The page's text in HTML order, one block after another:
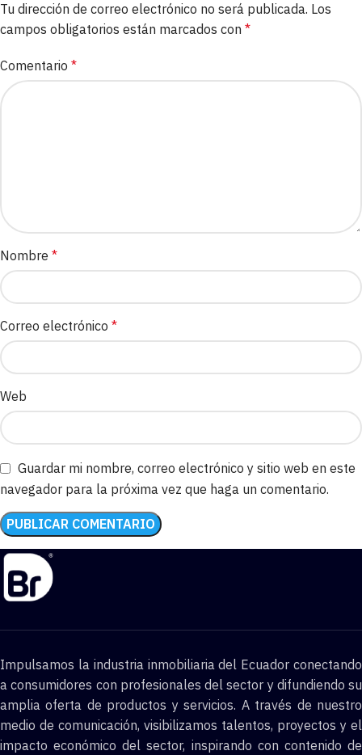
Tu dirección de correo electrónico no será publicada. Los
campos obligatorios están marcados con *
Comentario *
Nombre *
Correo electrónico *
Web
Guardar mi nombre, correo electrónico y sitio web en este
navegador para la próxima vez que haga un comentario.
Impulsamos la industria inmobiliaria del Ecuador conectando
a consumidores con profesionales del sector y difundiendo su
amplia oferta de productos y servicios. A través de nuestro
medio de comunicación, visibilizamos talentos, proyectos y el
impacto económico del sector, inspirando con contenido de